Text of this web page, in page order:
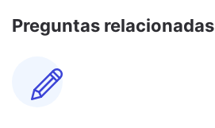
Preguntas relacionadas